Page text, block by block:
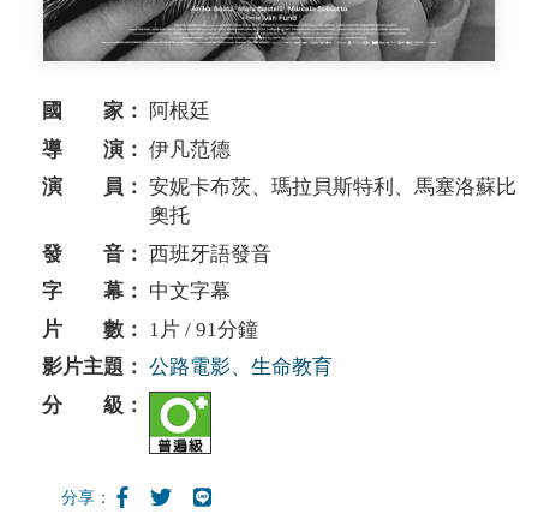
國 家：
阿根廷
導 演： 伊凡范德
演 員： 安妮卡布茨、瑪拉貝斯特利、馬塞洛蘇比
奧托
發 音： 西班牙語發音
字 幕： 中文字幕
片 數： 1片 / 91分鐘
影片主題： 公路電影、生命教育
分 級：
分享：